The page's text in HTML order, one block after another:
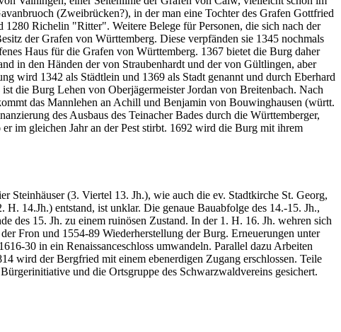
(Zweibrücken?), in der man eine Tochter des Grafen Gottfried
Richelin "Ritter". Weitere Belege für Personen, die sich nach der
der Grafen von Württemberg. Diese verpfänden sie 1345 nochmals
Haus für die Grafen von Württemberg. 1367 bietet die Burg daher
in den Händen der von Straubenhardt und der von Gültlingen, aber
wird 1342 als Städtlein und 1369 als Stadt genannt und durch Eberhard
die Burg Lehen von Oberjägermeister Jordan von Breitenbach. Nach
das Mannlehen an Achill und Benjamin von Bouwinghausen (württ.
des Ausbaus des Teinacher Bades durch die Württemberger,
im gleichen Jahr an der Pest stirbt. 1692 wird die Burg mit ihrem
(3. Viertel 13. Jh.), wie auch die ev. Stadtkirche St. Georg,
H. 14.Jh.) entstand, ist unklar. Die genaue Bauabfolge des 14.-15. Jh.,
des 15. Jh. zu einem ruinösen Zustand. In der 1. H. 16. Jh. wehren sich
Fron und 1554-89 Wiederherstellung der Burg. Erneuerungen unter
30 in ein Renaissanceschloss umwandeln. Parallel dazu Arbeiten
wird der Bergfried mit einem ebenerdigen Zugang erschlossen. Teile
und die Ortsgruppe des Schwarzwaldvereins gesichert.